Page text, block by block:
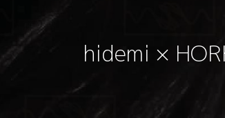
hidemi ×